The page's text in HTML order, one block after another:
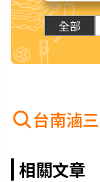
全部
台南滷
相關文章